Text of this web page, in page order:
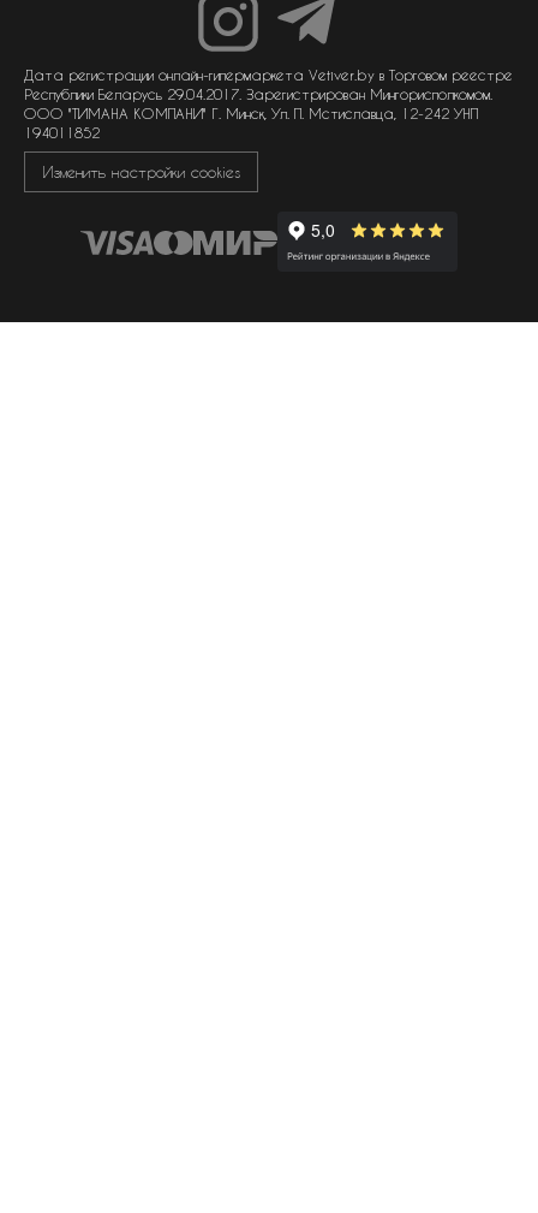
унисекс парфюмерия
политика обработки персональных данных
политика обработки файлов cookie
Дата регистрации онлайн-гипермаркета Vetiver.by в Торговом реестре
Республики Беларусь 29.04.2017. Зарегистрирован Мингорисполкомом.
ООО "ТИМАНА КОМПАНИ" Г. Минск, Ул. П. Мстиславца, 12-242 УНП
194011852
Изменить настройки cookies